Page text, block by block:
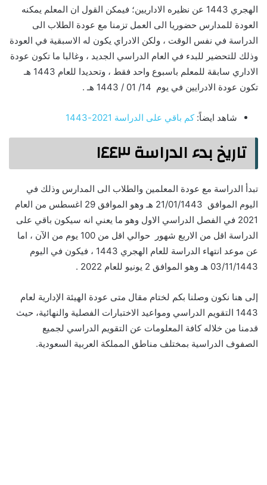
الهجري 1443 عن نظيره الاداريين؛ فيمكن القول ان المعلم يمكنه
العودة للمدارس حضوريا الى العمل تزمنا مع عودة الطلاب الى
الدراسة في نفس الوقت ، ولكن الادراي يكون له الاسبقية في العودة
وذلك للتحضير للبدء في العام الدراسي الجديد ، وغالبا ما تكون عودة
الاداري سابقة للمعلم باسبوع واحد فقط ، وتحديدا للعام 1443 هـ
تكون عودة الادرايين في يوم 14/ 01 / 1443 هـ .
شاهد ايضاً:كم باقي على الدراسة 2021-1443
تاريخ بدء الدراسة ١٤٤٣
تبدأ الدراسة مع عودة المعلمين والطلاب الى المدارس وذلك في
اليوم الموافق 21/01/1443 هـ وهو الموافق 29 اغسطس من العام
2021 في الفصل الدراسي الاول وهو ما يعني انه سيكون باقي على
الدراسة اقل من الاربع شهور حوالي اقل من 100 يوم من الآن ، اما
عن موعد انتهاء الدراسة للعام الهجري 1443 ، فيكون في اليوم
03/11/1443 هـ وهو الموافق 2 يونيو للعام 2022 .
إلى هنا نكون وصلنا بكم لختام مقال متى عودة الهيئة الإدارية لعام
1443 التقويم الدراسي ومواعيد الاختبارات الفصلية والنهائية، حيث
قدمنا من خلاله كافة المعلومات عن التقويم الدراسي لجميع
الصفوف الدراسية بمختلف مناطق المملكة العربية السعودية.